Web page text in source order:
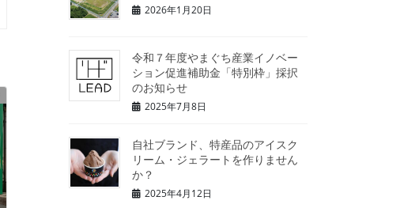
2026年1月20日
令和７年度やまぐち産業イノベー
ション促進補助金「特別枠」採択
のお知らせ
2025年7月8日
自社ブランド、特産品のアイスク
リーム・ジェラートを作りません
か？
2025年4月12日